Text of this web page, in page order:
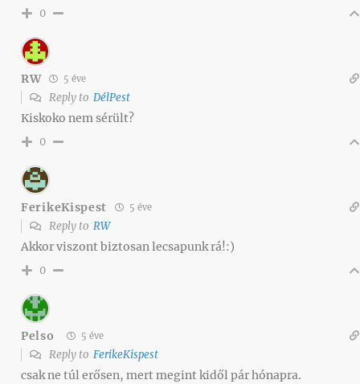
0
RW 5 éve
Reply to DélPest
Kiskoko nem sérült?
0
FerikeKispest 5 éve
Reply to RW
Akkor viszont biztosan lecsapunk rá!:)
0
Pelso 5 éve
Reply to FerikeKispest
csak ne túl erősen, mert megint kidől pár hónapra.